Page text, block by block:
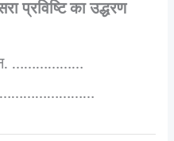
प्रविष्टि का उद्धरण
………………